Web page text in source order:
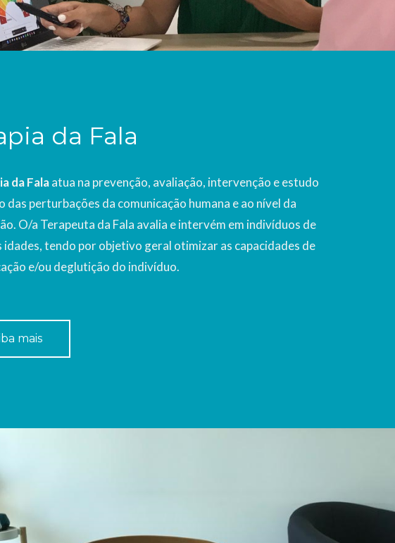
da Fala
da Falaatua na prevenção, avaliação, intervenção e estudo
das perturbações da comunicação humana e ao nível da
O/a Terapeuta da Fala avalia e intervém em indivíduos de
idades, tendo por objetivo geral otimizar as capacidades de
e/ou deglutição do indivíduo.
mais